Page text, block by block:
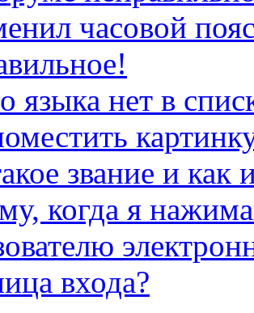
часовой
языка нет в
звание и как
когда я
входа?